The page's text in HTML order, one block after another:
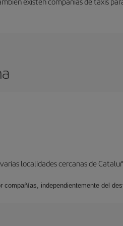
localidades cercanas de
independientemente del